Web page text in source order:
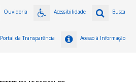
Busca
Acessibilidade
Ouvidoria
Acesso à Informação
Portal da Transparência